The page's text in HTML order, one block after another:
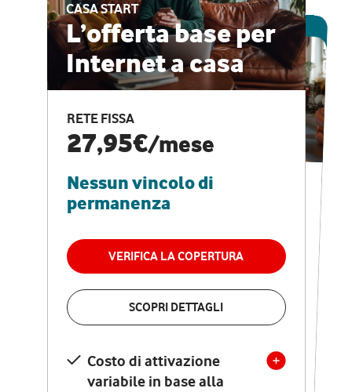
CASA START
L’offerta base per
Internet a casa
RETE FISSA
27,95€/mese
Nessun vincolo di
permanenza
VERIFICA LA COPERTURA
SCOPRI DETTAGLI
Costo di attivazione
variabile in base alla
ESCLUSIVA ONLINE
CASA PRO
Internet veloce e
vantaggi speciali
RETE FISSA + VODAFONE CLUB
29,95€
permanenza
VERIFICA LA COPERTURA
Costo di attivazione
variabile in base alla